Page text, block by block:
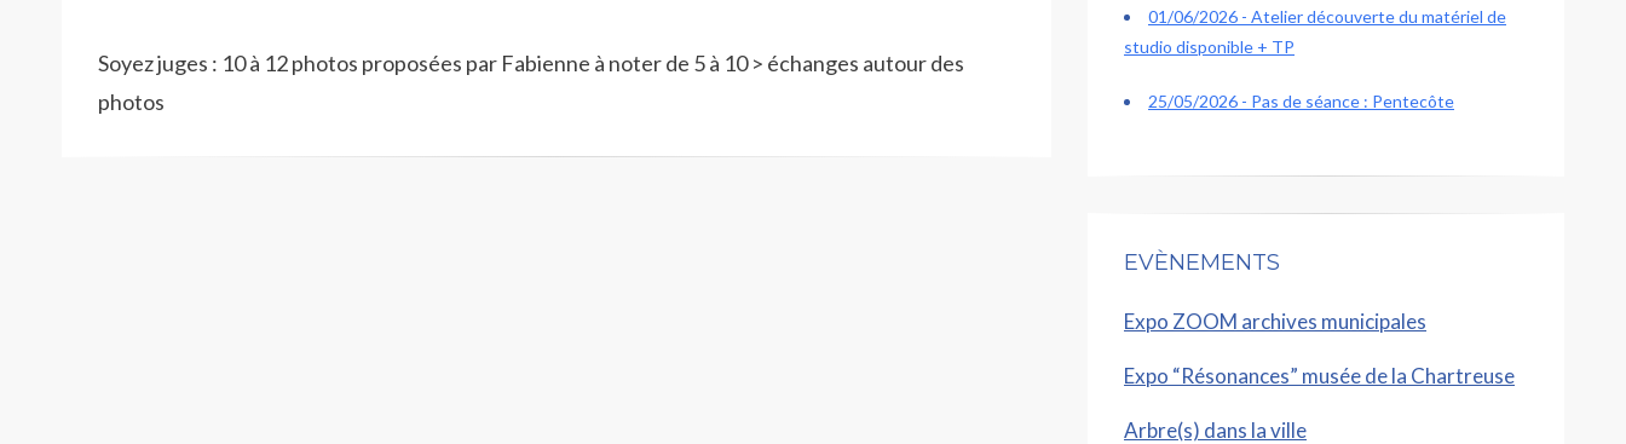
Soyez juges : 10 à 12 photos proposées par Fabienne à noter de 5 à 10 > échanges autour des
photos
01/06/2026 - Atelier découverte du matériel de
studio disponible + TP
25/05/2026 - Pas de séance : Pentecôte
EVÈNEMENTS
Expo ZOOM archives municipales
Expo “Résonances” musée de la Chartreuse
Arbre(s) dans la ville